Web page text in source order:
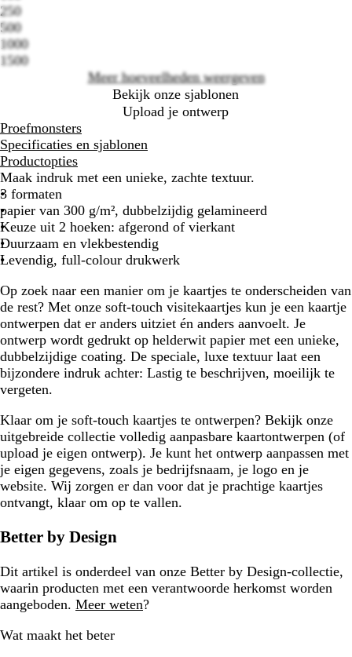
250
500
1000
1500
Meer hoeveelheden weergeven
Bekijk onze sjablonen
Upload je ontwerp
Proefmonsters
Specificaties en sjablonen
Productopties
Maak indruk met een unieke, zachte textuur.
3 formaten
papier van 300 g/m², dubbelzijdig gelamineerd
Keuze uit 2 hoeken: afgerond of vierkant
Duurzaam en vlekbestendig
Levendig, full-colour drukwerk
Op zoek naar een manier om je kaartjes te onderscheiden van
de rest? Met onze soft-touch visitekaartjes kun je een kaartje
ontwerpen dat er anders uitziet én anders aanvoelt. Je
ontwerp wordt gedrukt op helderwit papier met een unieke,
dubbelzijdige coating. De speciale, luxe textuur laat een
bijzondere indruk achter: Lastig te beschrijven, moeilijk te
vergeten.
Klaar om je soft-touch kaartjes te ontwerpen? Bekijk onze
uitgebreide collectie volledig aanpasbare kaartontwerpen (of
upload je eigen ontwerp). Je kunt het ontwerp aanpassen met
je eigen gegevens, zoals je bedrijfsnaam, je logo en je
website. Wij zorgen er dan voor dat je prachtige kaartjes
ontvangt, klaar om op te vallen.
Better by Design
Dit artikel is onderdeel van onze Better by Design-collectie,
waarin producten met een verantwoorde herkomst worden
aangeboden. Meer weten?
Wat maakt het beter